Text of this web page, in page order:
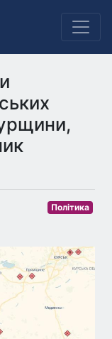
Політика